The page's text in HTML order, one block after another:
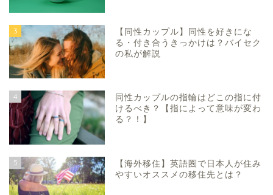
3
【同性カップル】同性を好きにな
る・付き合うきっかけは？バイセク
の私が解説
4
同性カップルの指輪はどこの指に付
けるべき？【指によって意味が変わ
る？！】
5
【海外移住】英語圏で日本人が住み
やすいオススメの移住先とは？